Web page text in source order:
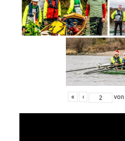
« ‹ von